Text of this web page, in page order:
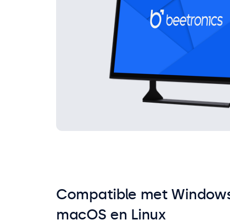
Compatible met
macOS en Linux